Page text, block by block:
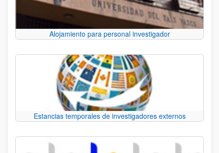
Alojamiento para personal investigador
Estancias temporales de investigadores externos